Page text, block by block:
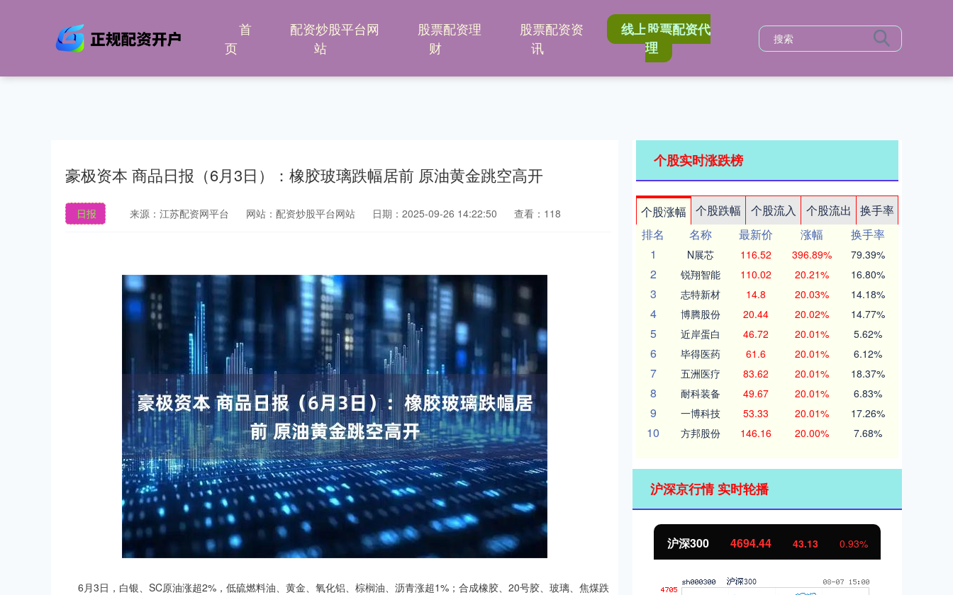
首
页
配资炒股平台网
站
股票配资理
财
股票配资资
讯
线上股票配资代
理
豪极资本 商品日报（6月3日）：橡胶玻璃跌幅居前 原油黄金跳空高开
日报 来源：江苏配资网平台 网站：配资炒股平台网站 日期：2025-09-26 14:22:50 查看：118
6月3日，白银、SC原油涨超2%，低硫燃料油、黄金、氧化铝、棕榈油、沥青涨超1%；合成橡胶、20号胶、玻璃、焦煤跌
个股实时涨跌榜
个股涨幅 个股跌幅 个股流入 个股流出
换手率
排名
名称 最新价 涨幅
换手率
1
N展芯 116.52 396.89% 79.39%
2 锐翔智能 110.02 20.21% 16.80%
3 志特新材 14.8 20.03% 14.18%
4 博腾股份 20.44 20.02% 14.77%
5 近岸蛋白 46.72 20.01% 5.62%
6 毕得医药 61.6 20.01% 6.12%
7 五洲医疗 83.62 20.01% 18.37%
8 耐科装备 49.67 20.01% 6.83%
9 一博科技 53.33 20.01% 17.26%
10 方邦股份 146.16 20.00% 7.68%
沪深京行情 实时轮播
深证成指 14311.01 200.89 1.42% 沪深300 4694.44 北证50 1134.24 11.37